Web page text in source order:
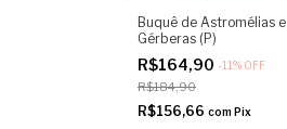
Buquê de Astromélias e
Gérberas (P)
R$164,90 -11% OFF
R$184,90
R$156,66 com Pix